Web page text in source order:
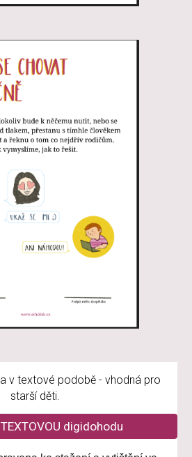
v textové podobě - vhodná pro
starší děti.
digidohodu